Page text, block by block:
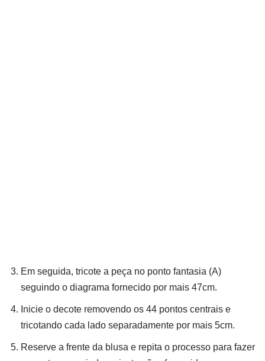
Em seguida, tricote a peça no ponto fantasia (A)
seguindo o diagrama fornecido por mais 47cm.
Inicie o decote removendo os 44 pontos centrais e
tricotando cada lado separadamente por mais 5cm.
Reserve a frente da blusa e repita o processo para fazer